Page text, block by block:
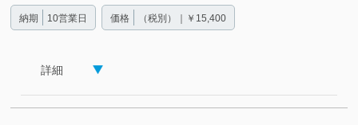
納期 10営業日 価格 （税別）｜￥15,400
詳細